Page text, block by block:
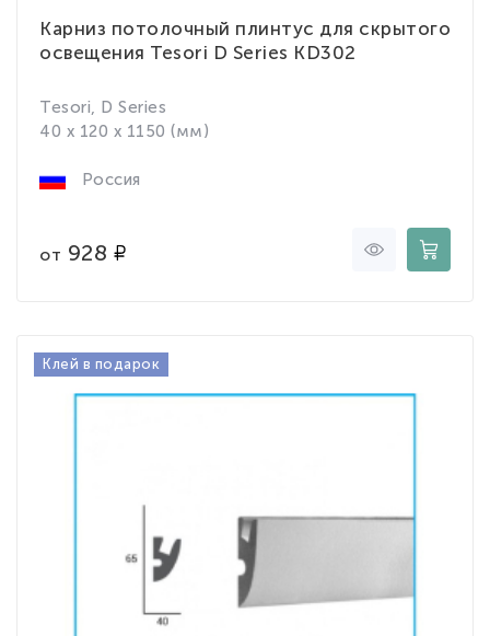
Карниз потолочный плинтус для скрытого
освещения Tesori D Series KD302
Tesori, D Series
40 x 120 x 1150 (мм)
Россия
от 928
Клей в подарок